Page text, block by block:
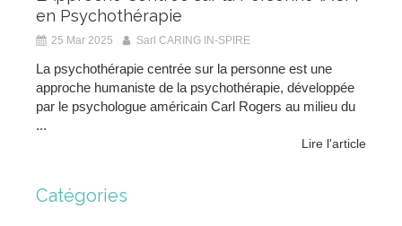
en Psychothérapie
25 Mar 2025 Sarl CARING IN-SPIRE
La psychothérapie centrée sur la personne est une
approche humaniste de la psychothérapie, développée
par le psychologue américain Carl Rogers au milieu du
...
Lire l'article
Catégories